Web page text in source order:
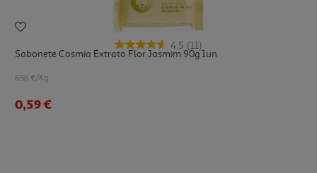
4.5 (11)
Sabonete Cosmia Extrato Flor Jasmim 90g 1un
6.56 €/Kg
0,59 €